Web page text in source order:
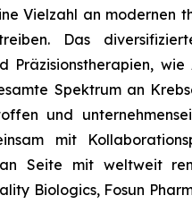
Vielzahl an modernen
Das
Präzisionstherapien,
Spektrum an
und
mit
Seite mit weltweit
Biologics, Fosun